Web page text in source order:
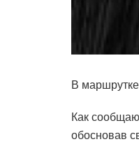
В
Как
обосновав